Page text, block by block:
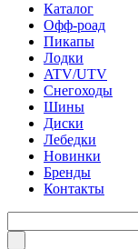
Каталог
Офф-роад
Пикапы
Лодки
ATV/UTV
Снегоходы
Шины
Диски
Лебедки
Новинки
Бренды
Контакты